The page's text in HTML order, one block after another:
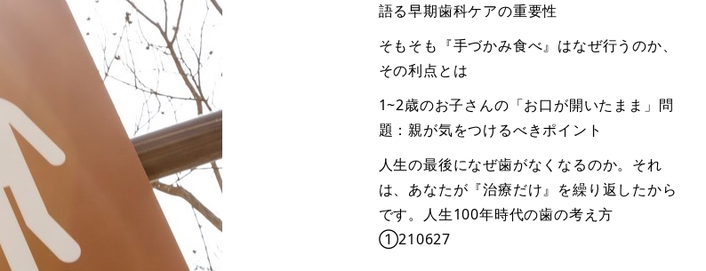
語る早期歯科ケアの重要性
そもそも『手づかみ食べ』はなぜ行うのか、
その利点とは
1~2歳のお子さんの「お口が開いたまま」問
題：親が気をつけるべきポイント
人生の最後になぜ歯がなくなるのか。それ
は、あなたが『治療だけ』を繰り返したから
です。人生100年時代の歯の考え方
①210627